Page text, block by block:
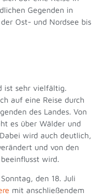
Gegenden in
Ost- und Nordsee bis
ist sehr vielfältig.
auf eine Reise durch
des Landes. Von
es über Wälder und
wird auch deutlich,
und von den
wird.
den 18. Juli
mit anschließendem